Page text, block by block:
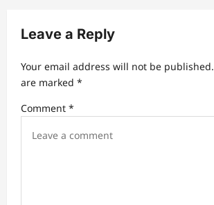
i
a
i
Leave a Reply
Your email address will not be published.
are marked *
Comment *